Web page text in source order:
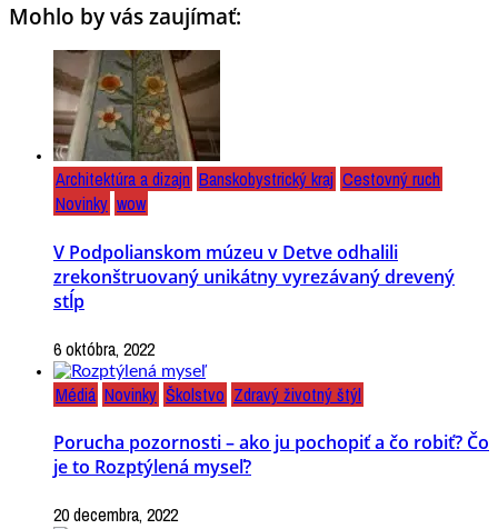
Mohlo by vás zaujímať:
Architektúra a dizajn Banskobystrický kraj Cestovný ruch
Novinky wow
V Podpolianskom múzeu v Detve odhalili
zrekonštruovaný unikátny vyrezávaný drevený
stĺp
6 októbra, 2022
Médiá Novinky Školstvo Zdravý životný štýl
Porucha pozornosti – ako ju pochopiť a čo robiť? Čo
je to Rozptýlená myseľ?
20 decembra, 2022